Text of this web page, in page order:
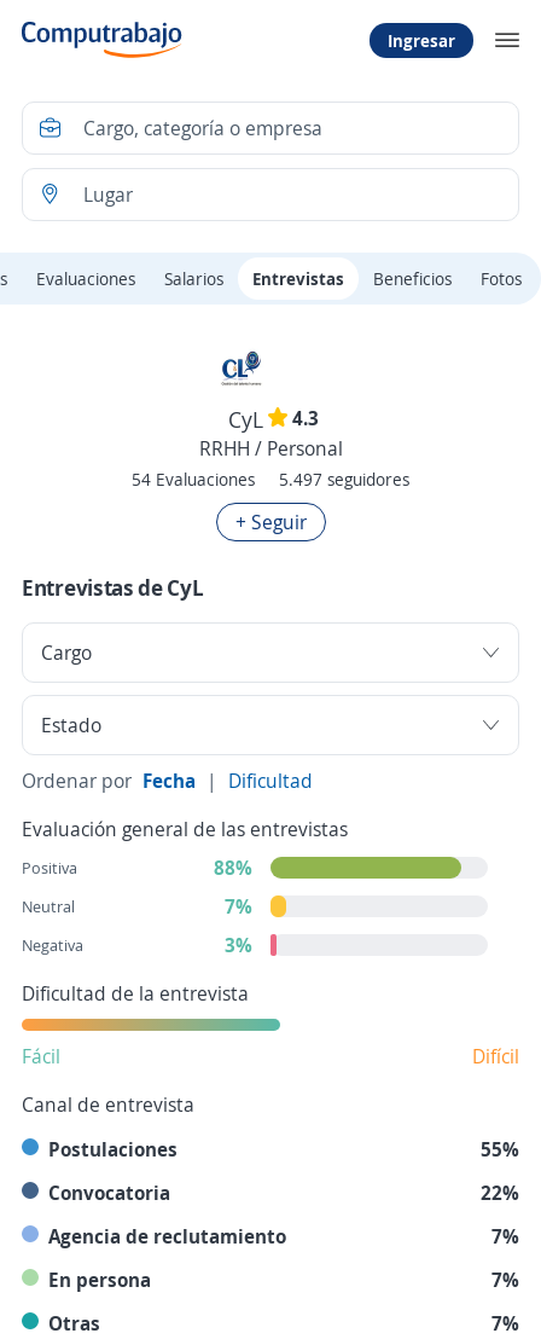
Ingresar
Evaluaciones Salarios Entrevistas Beneficios Fotos
CyL
4.3
RRHH / Personal
54 Evaluaciones 5.497 seguidores
+ Seguir
Entrevistas de CyL
Ordenar por Fecha |
Dificultad
Evaluación general de las entrevistas
Positiva 88%
Neutral 7%
Negativa
3%
Dificultad de la entrevista
Fácil
Difícil
Canal de entrevista
Postulaciones
55%
Convocatoria
22%
Agencia de reclutamiento
7%
En persona
7%
Otras
7%